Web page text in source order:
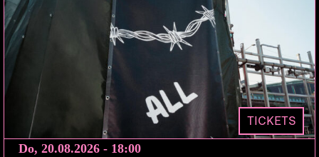
CHOCOLATE REMIX Buenos Aires
MACHETE EN BOCCA Valencia
20:00
VORVERKAUF:
PETZI.CH
ABENDKASSE:
27.-
TICKETS
Do, 20.08.2026 - 18:00